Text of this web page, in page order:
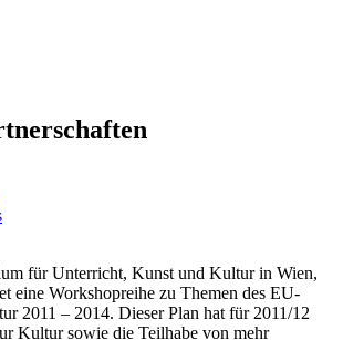
für Unterricht, Kunst und Kultur in Wien,
eine Workshopreihe zu Themen des EU-
2011 – 2014. Dieser Plan hat für 2011/12
Kultur sowie die Teilhabe von mehr